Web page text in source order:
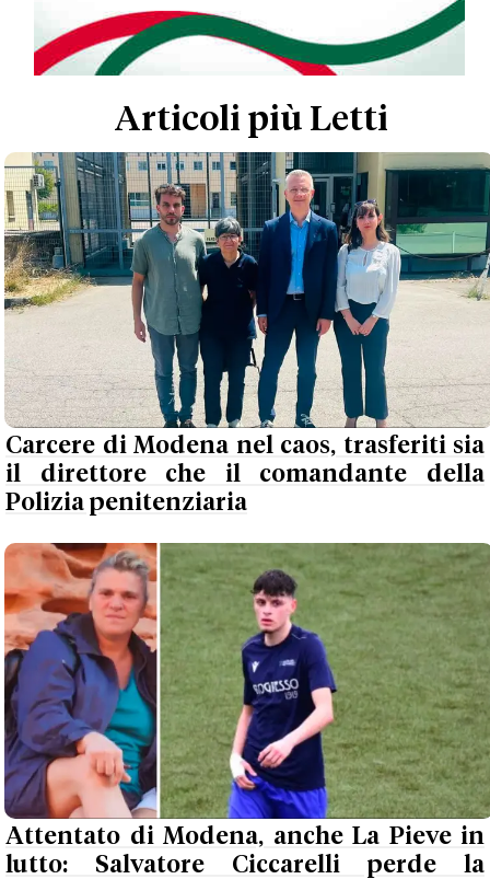
Articoli più Letti
Carcere di Modena nel caos, trasferiti sia
il direttore che il comandante della
Polizia penitenziaria
Attentato di Modena, anche La Pieve in
lutto: Salvatore Ciccarelli perde la